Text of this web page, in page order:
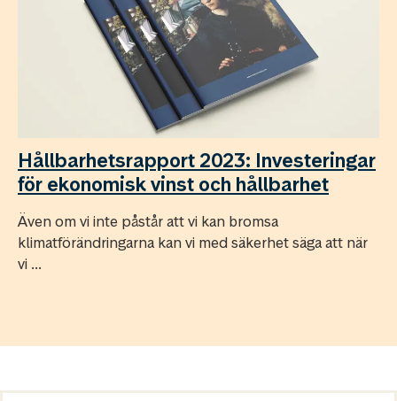
Hållbarhetsrapport 2023: Investeringar
för ekonomisk vinst och hållbarhet
Även om vi inte påstår att vi kan bromsa
klimatförändringarna kan vi med säkerhet säga att när
vi ...